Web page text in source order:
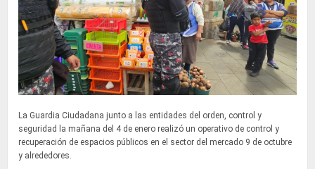
La Guardia Ciudadana junto a las entidades del orden, control y
seguridad la mañana del 4 de enero realizó un operativo de control y
recuperación de espacios públicos en el sector del mercado 9 de octubre
y alrededores.